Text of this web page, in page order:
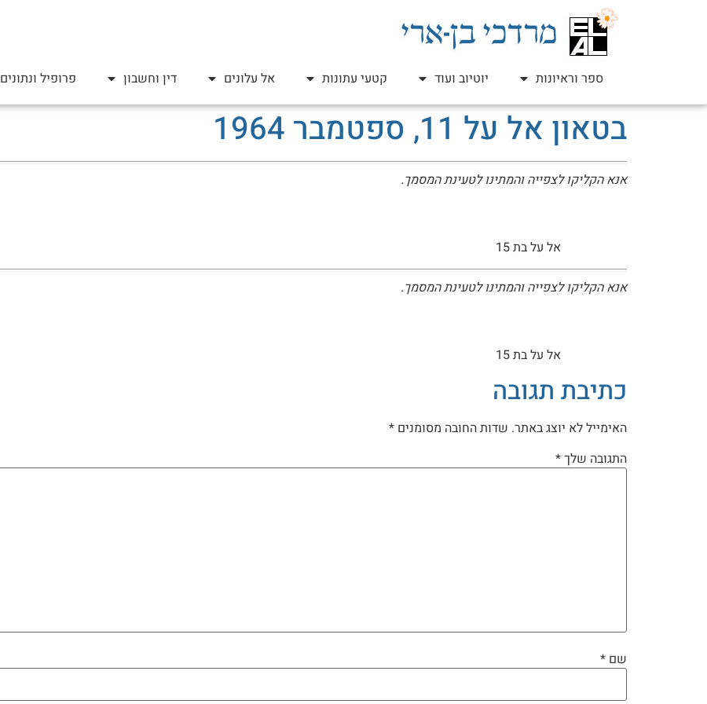
ספר וראיונות יוטיוב ועוד קטעי עתונות אל עלונים דין וחשבון פרופיל ונתונים
בטאון אל על 11, ספטמבר 1964
אנא הקליקו לצפייה והמתינו לטעינת המסמך.
אל על בת 15
אנא הקליקו לצפייה והמתינו לטעינת המסמך.
אל על בת 15
כתיבת תגובה
האימייל לא יוצג באתר. שדות החובה מסומנים *
התגובה שלך*
שם *